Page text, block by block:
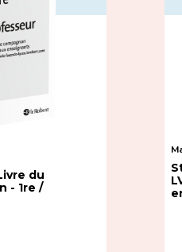
du
- 1re /